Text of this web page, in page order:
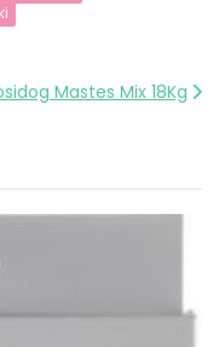
Mastes Mix 18Kg